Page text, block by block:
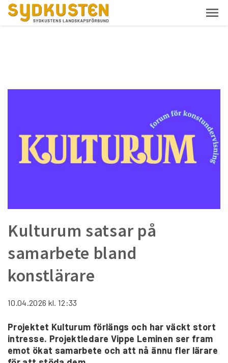
Kulturum satsar på
samarbete bland
konstlärare
10.04.2026 kl. 12:33
Projektet Kulturum förlängs och har väckt stort
intresse. Projektledare Vippe Leminen ser fram
emot ökat samarbete och att nå ännu fler lärare